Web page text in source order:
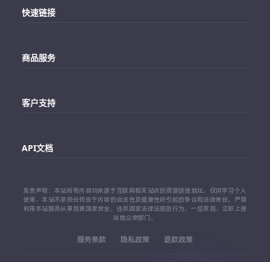
快速链接
订单查询
商品服务
Facebook账号购买
TikTok账号购买
客户支持
API文档
API 接口文档
代理对接文档
免责声明：本站所有内容均来源于互联网相关站点的资源链接地址，仅供学习个人
使用，本站不承担任何由于内容的合法性及健康性所引起的争议和法律责任。严禁
利用本站服务从事危害国家安全，违反国家法律法规的行为，一经发现，立即上报
当地公安部门。
服务条款 隐私政策 退款政策